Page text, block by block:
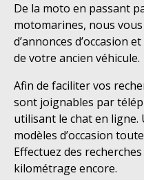
De la moto en passant
motomarines, nous
d’annonces d’occasion
de votre ancien véhicule.
Afin de faciliter vos
sont joignables par
utilisant le chat en ligne.
modèles d’occasion
Effectuez des
kilométrage encore.